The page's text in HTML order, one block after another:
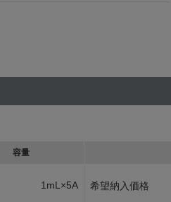
容量
1mL×5A 希望納入価格